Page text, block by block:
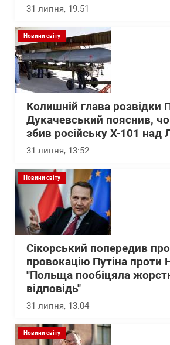
31 липня, 19:51
Новини світу
Колишній глава розвідки
Дукачевський пояснив,
збив російську Х-101 над
31 липня, 13:52
Новини світу
Сікорський попередив
провокацію Путіна проти
"Польща пообіцяла
відповідь"
31 липня, 13:04
Новини світу